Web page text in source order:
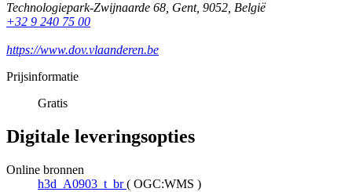
Technologiepark-Zwijnaarde 68, Gent, 9052, België
+32 9 240 75 00
https://www.dov.vlaanderen.be
Prijsinformatie
Gratis
Digitale leveringsopties
Online bronnen
h3d_A0903_t_br ( OGC:WMS )